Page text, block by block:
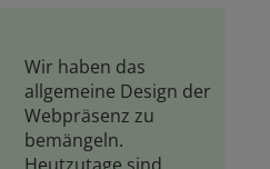
Wir haben das
allgemeine Design der
Webpräsenz zu
bemängeln.